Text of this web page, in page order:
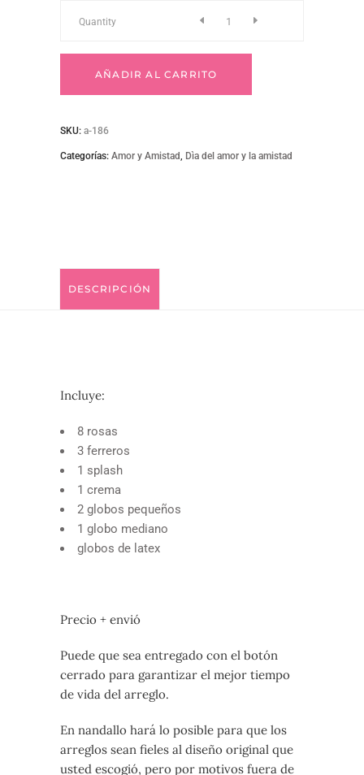
a-
Quantity
AÑADIR AL CARRITO
SKU: a-186
Categorías: Amor y Amistad Dìa del amor y la amistad
DESCRIPCIÓN
Incluye:
8 rosas
3 ferreros
1 splash
1 crema
2 globos pequeños
1 globo mediano
globos de latex
Precio + envió
Puede que sea entregado con el botón
cerrado para garantizar el mejor tiempo
de vida del arreglo.
En nandallo hará lo posible para que los
arreglos sean fieles al diseño original que
usted escogió, pero por motivos fuera de